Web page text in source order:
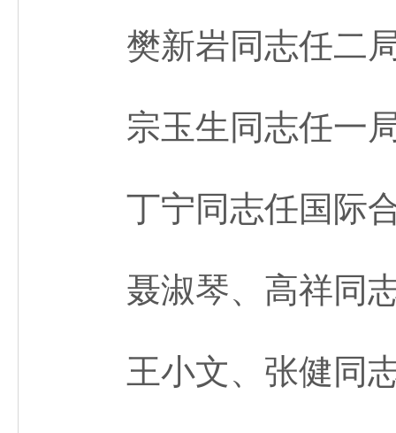
樊新岩同志任二局
宗玉生同志任一局
丁宁同志任国际合
聂淑琴、高祥同志
王小文、张健同志